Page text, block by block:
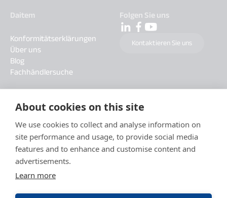
About cookies on this site
We use cookies to collect and analyse information on
site performance and usage, to provide social media
features and to enhance and customise content and
advertisements.
Learn more
Daitem
Konformitätserklärungen
Über uns
Blog
Fachhändlersuche
Folgen Sie uns
Kontaktieren Sie uns